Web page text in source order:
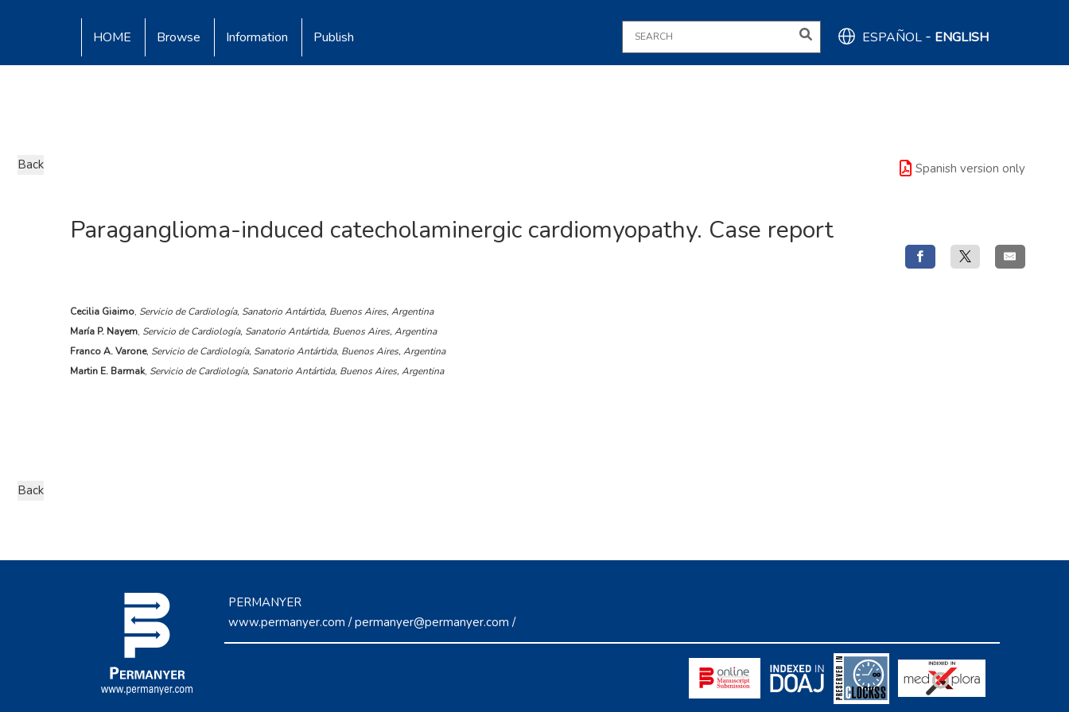
HOME Browse Information Publish ESPAÑOL- ENGLISH
Paraganglioma-induced catecholaminergic cardiomyopathy. Case report
Cecilia Giaimo, Servicio de Cardiología, Sanatorio Antártida, Buenos Aires, Argentina
María P. Nayem, Servicio de Cardiología, Sanatorio Antártida, Buenos Aires, Argentina
Franco A. Varone, Servicio de Cardiología, Sanatorio Antártida, Buenos Aires, Argentina
Martin E. Barmak, Servicio de Cardiología, Sanatorio Antártida, Buenos Aires, Argentina
Spanish version only
PERMANYER
www.permanyer.com /permanyer@permanyer.com /